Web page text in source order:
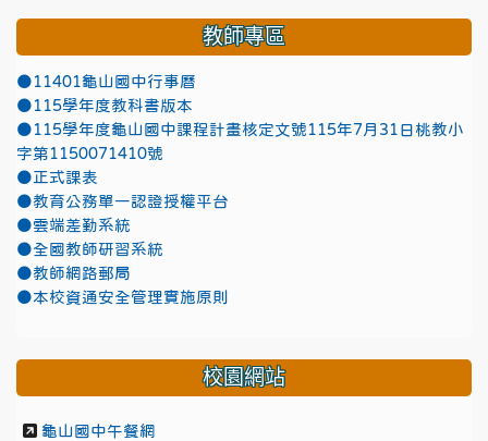
教師專區
●11401龜山國中行事曆
●115學年度教科書版本
●115學年度龜山國中課程計畫核定文號115年7月31日桃教小
字第1150071410號
●正式課表
●教育公務單一認證授權平台
●雲端差勤系統
●全國教師研習系統
●教師網路郵局
●本校資通安全管理實施原則
校園網站
龜山國中午餐網